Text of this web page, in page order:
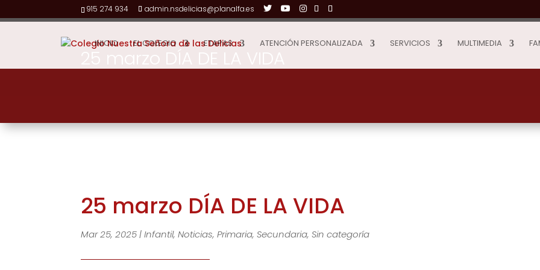
915 274 934 admin.nsdelicias@planalfa.es
INICIO EL COLEGIO ETAPAS ATENCIÓN PERSONALIZADA SERVICIOS MULTIMEDIA
25 marzo DÍA DE LA VIDA
Mar 25, 2025|Infantil,Noticias,Primaria,Secundaria,Sin categoría